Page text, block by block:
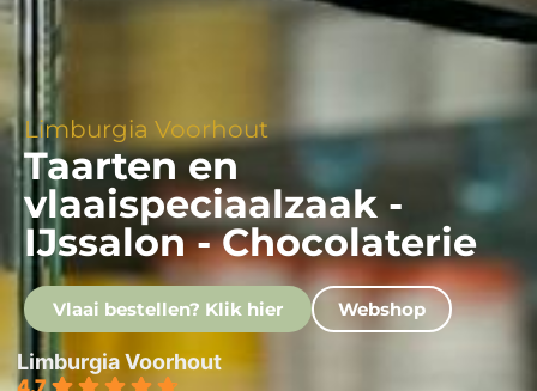
Limburgia Voorhout
Taarten en
vlaaispeciaalzaak -
IJssalon - Chocolaterie
Vlaai bestellen? Klik hier Webshop
Limburgia Voorhout
4.7